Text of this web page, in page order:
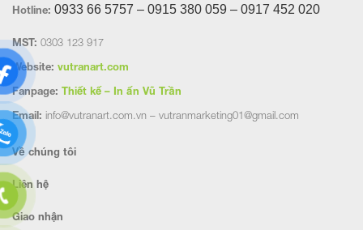
Hotline: 0933 66 5757 – 0915 380 059 – 0917 452 020
MST: 0303 123 917
Website: vutranart.com
Fanpage: Thiết kế – In ấn Vũ Trần
Email: info@vutranart.com.vn – vutranmarketing01@gmail.com
Về chúng tôi
Liên hệ
Giao nhận